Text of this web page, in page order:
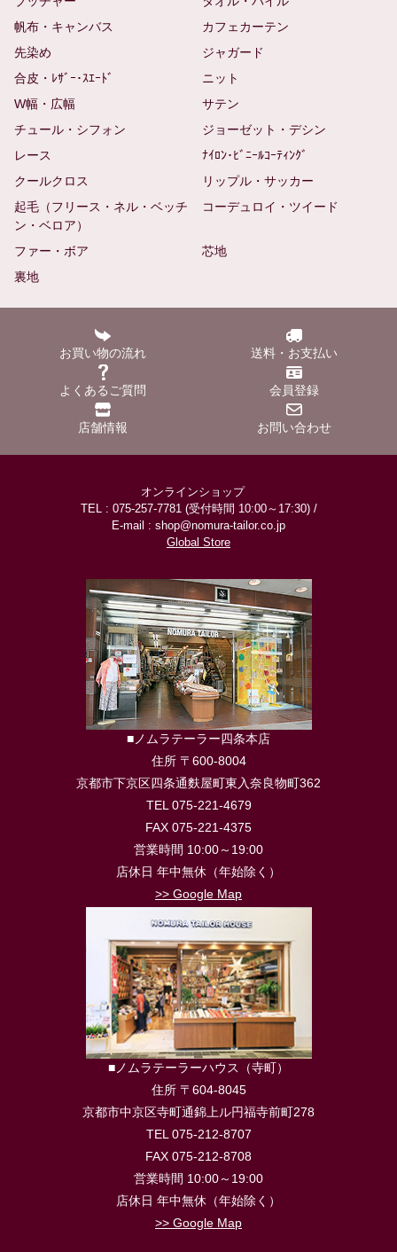
帆布・キャンバス
カフェカーテン
先染め
ジャガード
合皮・ﾚｻﾞｰ･ｽｴｰﾄﾞ
ニット
W幅・広幅
サテン
チュール・シフォン
ジョーゼット・デシン
レース
ﾅｲﾛﾝ･ﾋﾞﾆｰﾙｺｰﾃｨﾝｸﾞ
クールクロス
リップル・サッカー
起毛（フリース・ネル・ベッチ
ン・ベロア）
コーデュロイ・ツイード
ファー・ボア
芯地
裏地
お買い物の流れ 送料・お支払い
よくあるご質問 会員登録
店舗情報 お問い合わせ
オンラインショップ
TEL : 075-257-7781 (受付時間 10:00～17:30) /
E-mail : shop@nomura-tailor.co.jp
Global Store
■ノムラテーラー四条本店
住所 〒600-8004
京都市下京区四条通麩屋町東入奈良物町362
TEL 075-221-4679
FAX 075-221-4375
営業時間 10:00～19:00
店休日 年中無休（年始除く）
>> Google Map
■ノムラテーラーハウス（寺町）
住所 〒604-8045
京都市中京区寺町通錦上ル円福寺前町278
TEL 075-212-8707
FAX 075-212-8708
営業時間 10:00～19:00
店休日 年中無休（年始除く）
>> Google Map